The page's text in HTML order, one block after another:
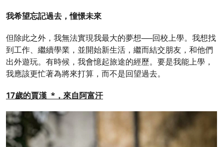
我希望忘記過去，憧憬未來
但除此之外，我無法實現我最大的夢想──回校上學。我想找
到工作、繼續學業，並開始新生活，繼而結交朋友，和他們
出外遊玩。有時候，我會憶起旅途的經歷。要是我能上學，
我應該更忙著為將來打算，而不是回望過去。
17歲的賈漢 *，來自阿富汗